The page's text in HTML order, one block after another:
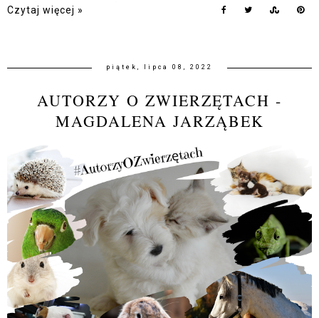
Czytaj więcej »
piątek, lipca 08, 2022
AUTORZY O ZWIERZĘTACH -
MAGDALENA JARZĄBEK